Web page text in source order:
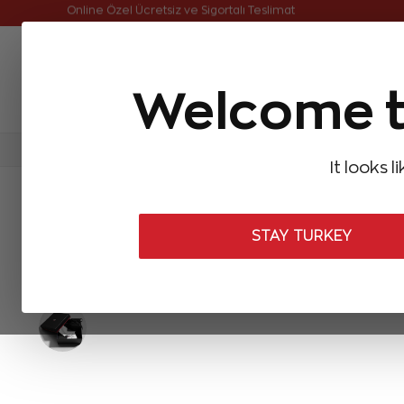
Welcome
It looks
STAY TURKEY
Online Özel Ücretsiz ve Sigortalı Teslimat
Aynı Gün Kargo Çok Satanlar